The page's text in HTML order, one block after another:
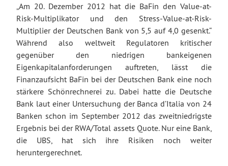
„Am 20. Dezember 2012 hat die BaFin den Value-at-
Risk-Multiplikator und den Stress-Value-at-Risk-
Multiplier der Deutschen Bank von 5,5 auf 4,0 gesenkt.“
Während also weltweit Regulatoren kritischer
gegenüber den niedrigen bankeigenen
Eigenkapitalanforderungen auftreten, lässt die
Finanzaufsicht BaFin bei der Deutschen Bank eine noch
stärkere Schönrechnerei zu. Dabei hatte die Deutsche
Bank laut einer Untersuchung der Banca d’Italia von 24
Banken schon im September 2012 das zweitniedrigste
Ergebnis bei der RWA/Total assets Quote. Nur eine Bank,
die UBS, hat sich ihre Risiken noch weiter
heruntergerechnet.